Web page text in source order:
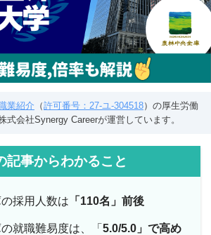
業紹介 （許可番号：27-ユ-304518）の厚生労働
式会社Synergy Careerが運営しています。
記事からわかること
採用人数は 「110名」前後
就職難易度は、「 5.0/5.0」で高め